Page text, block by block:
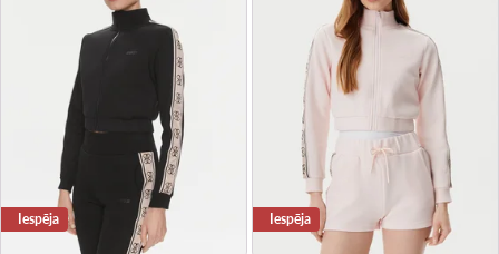
Iespēja Iespēja